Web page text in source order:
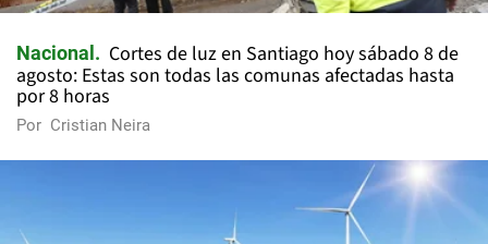
Nacional
Cortes de luz en Santiago hoy sábado 8 de
agosto: Estas son todas las comunas afectadas hasta
por 8 horas
Por Cristian Neira